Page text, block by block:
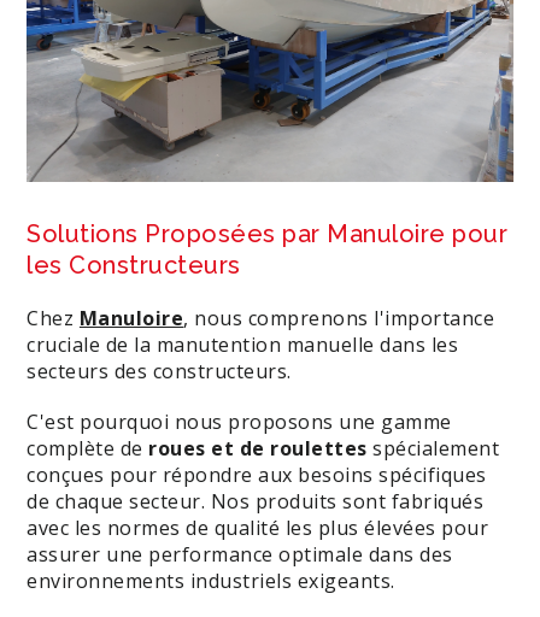
Solutions Proposées par Manuloire pour
les Constructeurs
Chez Manuloire, nous comprenons l'importance
cruciale de la manutention manuelle dans les
secteurs des constructeurs.
C'est pourquoi nous proposons une gamme
complète de roues et de roulettes spécialement
conçues pour répondre aux besoins spécifiques
de chaque secteur. Nos produits sont fabriqués
avec les normes de qualité les plus élevées pour
assurer une performance optimale dans des
environnements industriels exigeants.